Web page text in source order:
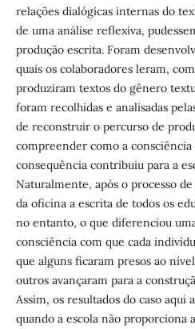
relações dialógicas internas do
de uma análise reflexiva,
produção escrita. Foram
quais os colaboradores leram,
produziram textos do gênero
foram recolhidas e analisadas
de reconstruir o percurso de
compreender como a consciência
consequência contribuiu para a
Naturalmente, após o processo
da oficina a escrita de todos os
no entanto, o que diferenciou
consciência com que cada
que alguns ficaram presos ao
outros avançaram para a
Assim, os resultados do caso aqui
quando a escola não proporciona